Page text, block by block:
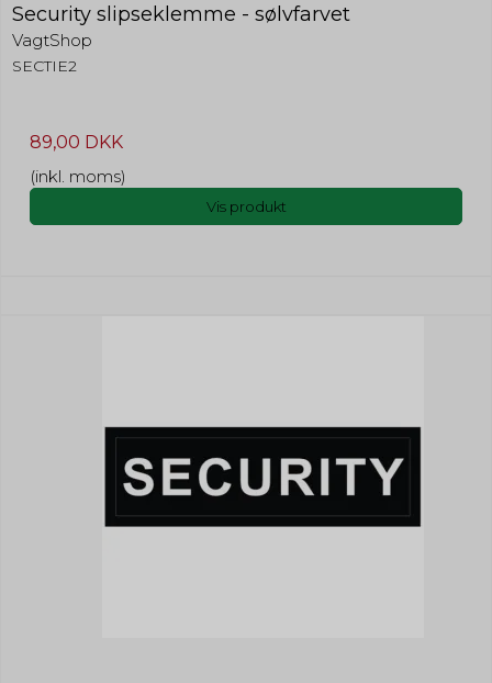
Security slipseklemme - sølvfarvet
VagtShop
SECTIE2
89,00 DKK
(inkl. moms)
Vis produkt